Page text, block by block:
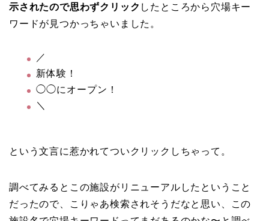
示されたので思わずクリック したところから穴場キー
ワードが見つかっちゃいました。
／
新体験！
◯◯にオープン！
＼
という文言に惹かれてついクリックしちゃって。
調べてみるとこの施設がリニューアルしたということ
だったので、こりゃあ検索されそうだなと思い、この